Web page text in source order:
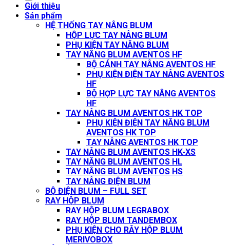
Giới thiệu
Sản phẩm
HỆ THỐNG TAY NÂNG BLUM
HỘP LỰC TAY NÂNG BLUM
PHỤ KIỆN TAY NÂNG BLUM
TAY NÂNG BLUM AVENTOS HF
BỘ CÁNH TAY NÂNG AVENTOS HF
PHỤ KIỆN ĐIỆN TAY NÂNG AVENTOS
HF
BỘ HỢP LỰC TAY NÂNG AVENTOS
HF
TAY NÂNG BLUM AVENTOS HK TOP
PHỤ KIỆN ĐIỆN TAY NÂNG BLUM
AVENTOS HK TOP
TAY NÂNG AVENTOS HK TOP
TAY NÂNG BLUM AVENTOS HK-XS
TAY NÂNG BLUM AVENTOS HL
TAY NÂNG BLUM AVENTOS HS
TAY NÂNG ĐIỆN BLUM
BỘ ĐIỆN BLUM – FULL SET
RAY HỘP BLUM
RAY HỘP BLUM LEGRABOX
RAY HỘP BLUM TANDEMBOX
PHỤ KIỆN CHO RÂY HỘP BLUM
MERIVOBOX